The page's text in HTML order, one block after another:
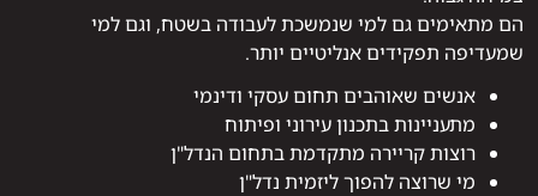
הם מתאימים גם למי שנמשכת לעבודה בשטח, וגם למי
שמעדיפה תפקידים אנליטיים יותר.
אנשים שאוהבים תחום עסקי ודינמי
מתעניינות בתכנון עירוני ופיתוח
רוצות קריירה מתקדמת בתחום הנדל"ן
מי שרוצה להפוך ליזמית נדל"ן